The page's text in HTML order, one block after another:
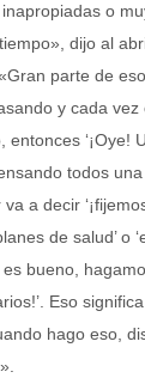
o
dijo al
parte de
y cada vez
‘¡Oye!
todos
a decir
de salud’ o
bueno,
Eso
hago eso,